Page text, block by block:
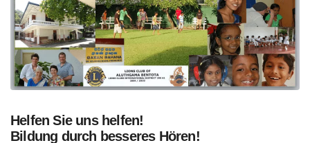
Helfen Sie uns helfen!
Bildung durch besseres Hören!